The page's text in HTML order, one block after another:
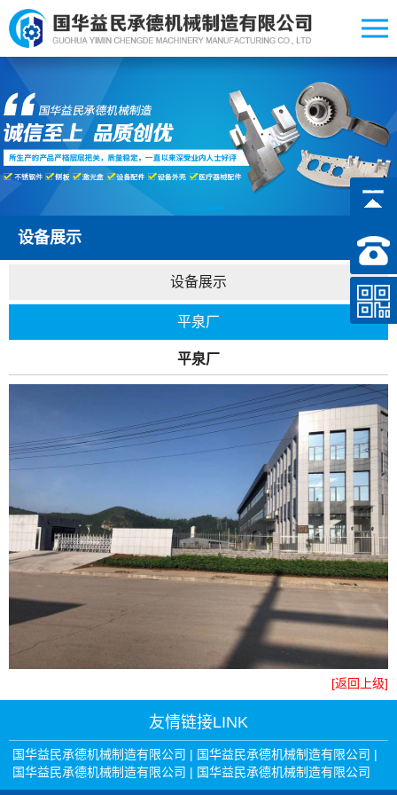
设备展示
设备展示
平泉厂
平泉厂
[返回上级]
友情链接LINK
国华益民承德机械制造有限公司 | 国华益民承德机械制造有限公司 |
国华益民承德机械制造有限公司 | 国华益民承德机械制造有限公司